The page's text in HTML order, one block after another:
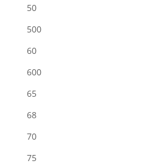
50
500
60
600
65
68
70
75